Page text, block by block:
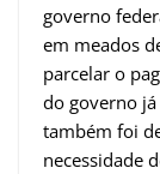
governo
em meados
parcelar o
do governo
também foi
necessidade